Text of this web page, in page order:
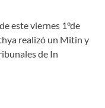
este viernes 1°de
realizó un Mitin y
de In